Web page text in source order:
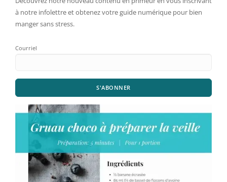
à notre infolettre et obtenez votre guide numérique pour bien
manger sans stress.
Courriel
S'ABONNER